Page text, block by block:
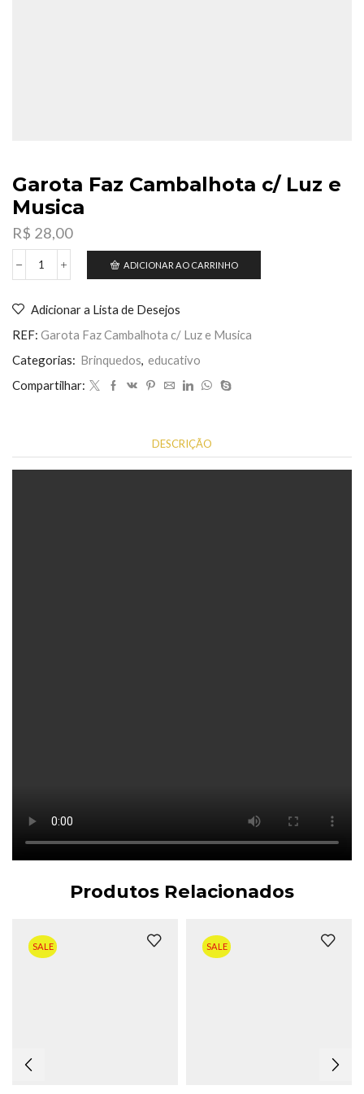
Garota Faz Cambalhota c/ Luz e
Musica
R$ 28,00
Garota
c/
Luz
Musica
ADICIONAR AO CARRINHO
Adicionar a Lista de Desejos
REF: Garota Faz Cambalhota c/ Luz e Musica
Categorias: Brinquedos, educativo
Compartilhar:
DESCRIÇÃO
Produtos Relacionados
SALE SALE